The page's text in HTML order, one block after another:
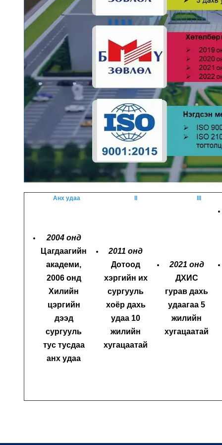
Анх удаа
2004 онд
Цагдаагийн
академи,
2006 онд
Хилийн
цэргийн
дээд
сургууль
тус тусдаа
анх удаа
2011 онд
Дотоод
хэргийн их
сургууль
хоёр дахь
удаа 10
жилийн
хугацаатай
2021 онд
ДХИС
гурав дахь
удаагаа 5
жилийн
хугацаатай